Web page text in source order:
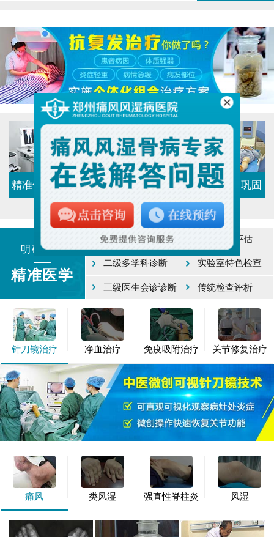
精准化分期检查 个体化组合治疗 加强化康复巩固
明确病因
精准医学
一级门诊诊断 诊前系统评估
二级多学科诊断 实验室特色检查
三级医生会诊诊断 传统检查评析
针刀镜治疗 净血治疗 免疫吸附治疗 关节修复治疗
痛风 类风湿 强直性脊柱炎 风湿